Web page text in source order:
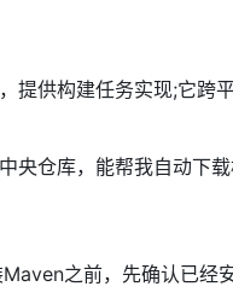
提供构建任务实现;它跨
仓库，能帮我自动下载
之前，先确认已经